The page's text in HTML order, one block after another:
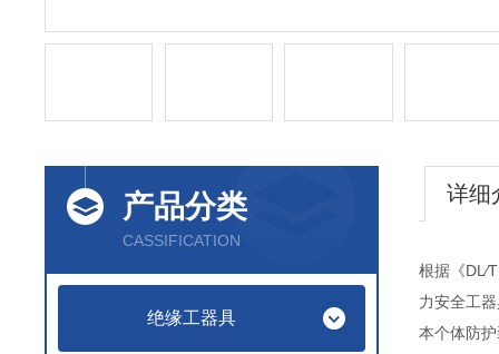
产品分类
CASSIFICATION
绝缘工器具
详细
根据《
力安全工
本个体防